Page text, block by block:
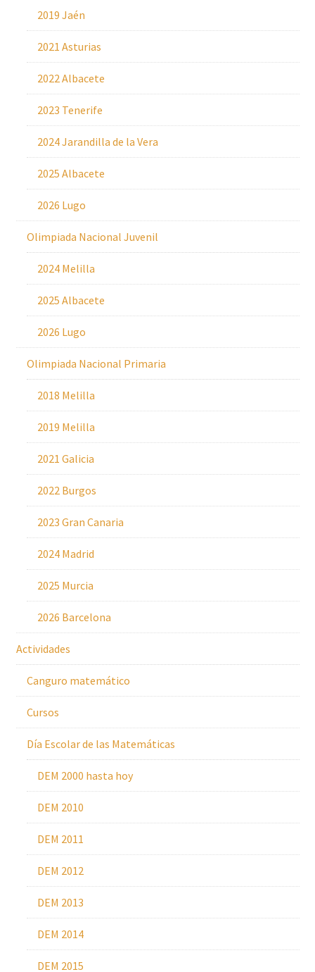
2019 Jaén
2021 Asturias
2022 Albacete
2023 Tenerife
2024 Jarandilla de la Vera
2025 Albacete
2026 Lugo
Olimpiada Nacional Juvenil
2024 Melilla
2025 Albacete
2026 Lugo
Olimpiada Nacional Primaria
2018 Melilla
2019 Melilla
2021 Galicia
2022 Burgos
2023 Gran Canaria
2024 Madrid
2025 Murcia
2026 Barcelona
Actividades
Canguro matemático
Cursos
Día Escolar de las Matemáticas
DEM 2000 hasta hoy
DEM 2010
DEM 2011
DEM 2012
DEM 2013
DEM 2014
DEM 2015